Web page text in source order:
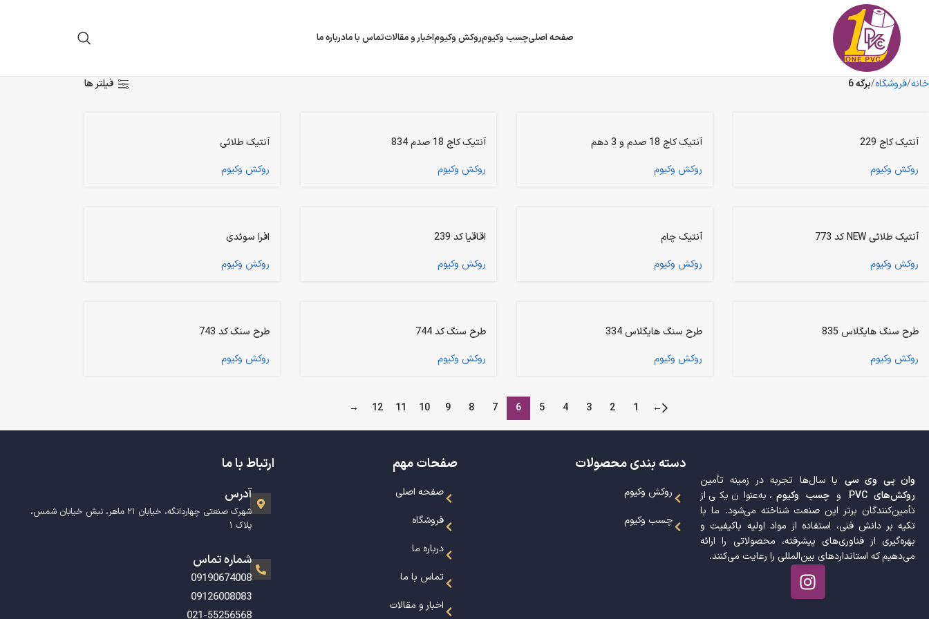
صفحه اصلیچسب وکیومروکش وکیوماخبار و مقالاتتماس با مادرباره ما
خانه فروشگاه برگه 6 فیلتر ها
آنتیک کاج 229
روکش وکیوم
آنتیک کاج 18 صدم و 3 دهم
روکش وکیوم
آنتیک کاج 18 صدم 834
روکش وکیوم
آنتیک طلائی
روکش وکیوم
آنتیک طلائی NEW کد 773
روکش وکیوم
آنتیک چام
روکش وکیوم
اقاقیا کد 239
روکش وکیوم
افرا سوئدی
روکش وکیوم
طرح سنگ هایگلاس 835
روکش وکیوم
طرح سنگ هایگلاس 334
روکش وکیوم
طرح سنگ کد 744
روکش وکیوم
طرح سنگ کد 743
روکش وکیوم
←
1
2
3
4
5
6
7
8
9
10
11
12
→
وان پی وی سی با سال‌ها تجربه در زمینه تأمین
روکش‌های PVC
وچسب وکیوم، به‌عنوان یکی از
تأمین‌کنندگان برتر این صنعت شناخته می‌شود. ما با
تکیه بر دانش فنی، استفاده از مواد اولیه باکیفیت و
بهره‌گیری از فناوری‌های پیشرفته، محصولاتی را ارائه
می‌دهیم که استانداردهای بین‌المللی را رعایت می‌کنند.
دسته بندی محصولات
روکش وکیوم
چسب وکیوم
صفحات مهم
صفحه اصلی
فروشگاه
درباره ما
تماس با ما
اخبار و مقالات
ارتباط با ما
آدرس
شهرک صنعتی چهاردانگه، خیابان ۲۱ ماهر، نبش خیابان شمس،
پلاک ۱
شماره تماس
09190674008
09126008083